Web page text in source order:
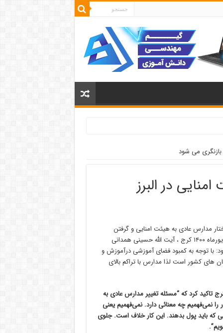
می شود
در البرز
مدارس عادی به هیئت امنایی و گرفتن
شهریه از مردم فقیر نشین و کم برخوردار که در خطبه نماز جمعه ۱۲ شهریورماه ۱۴۰۰ کرج ، آیت الله حسینی همدانی
با توجه به کمبود فضای آموزشی درآموزش و
های کشور است لذا مدارس با تراکم بالای
تاکید کرد که “مسئله تغییر مدارس عادی به
نمی‌فهمیم چه معنائی دارد. نمی‌فهمیم یعنی
که باید پول بدهند. این کار خلاف است. جلوی